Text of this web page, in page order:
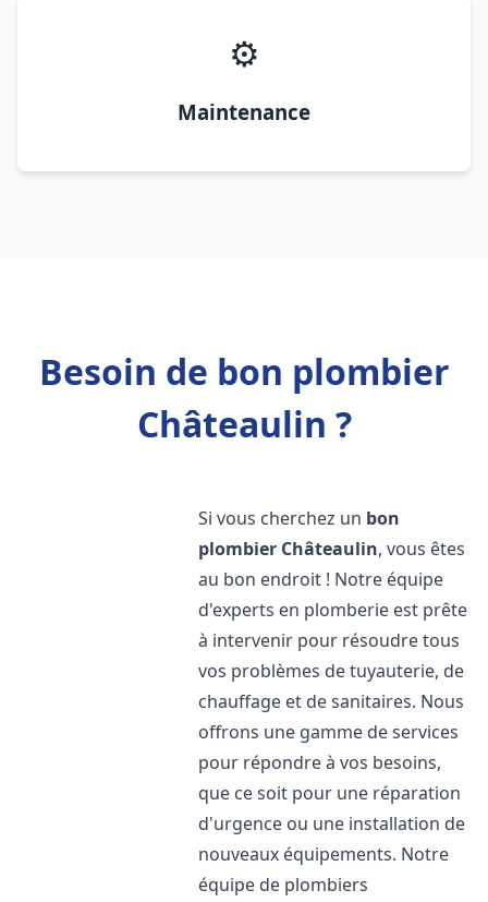
⚙️
Maintenance
Besoin de bon plombier
Châteaulin ?
Si vous cherchez un bon
plombier Châteaulin, vous êtes
au bon endroit ! Notre équipe
d'experts en plomberie est prête
à intervenir pour résoudre tous
vos problèmes de tuyauterie, de
chauffage et de sanitaires. Nous
offrons une gamme de services
pour répondre à vos besoins,
que ce soit pour une réparation
d'urgence ou une installation de
nouveaux équipements. Notre
équipe de plombiers